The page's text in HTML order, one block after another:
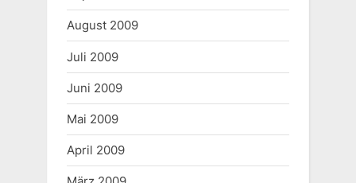
August 2009
Juli 2009
Juni 2009
Mai 2009
April 2009